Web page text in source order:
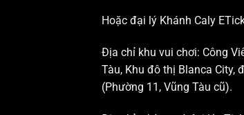
Hoặc đại lý Khánh Caly
Địa chỉ khu vui chơi: Công
Tàu, Khu đô thị Blanca City,
(Phường 11, Vũng Tàu cũ).